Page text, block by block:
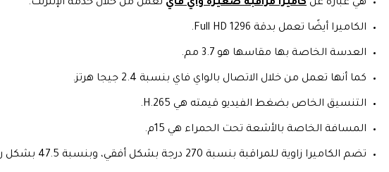
هي عبارة عن كاميرا مراقبة صغيرة واي فاي تعمل من خلال خدمة الإنترنت.
الكاميرا أيضًا تعمل بدقة 1296 Full HD.
العدسة الخاصة بها مقاسها هو 3.7 مم.
كما أنها تعمل من خلال الاتصال بالواي فاي بنسبة 2.4 جيجا هرتز.
التنسيق الخاص بضغط الفيديو قيمته هي H.265.
المسافة الخاصة بالأشعة تحت الحمراء هي 15م.
تضم الكاميرا زاوية للمراقبة بنسبة 270 درجة بشكل أفقي، وبنسبة 47.5 بشكل رأسي.